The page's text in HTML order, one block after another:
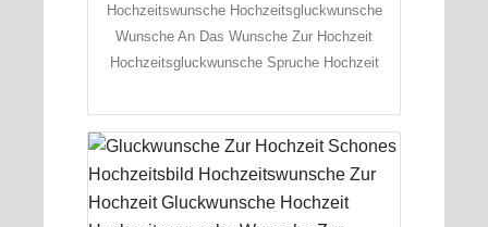
Hochzeitswunsche Hochzeitsgluckwunsche
Wunsche An Das Wunsche Zur Hochzeit
Hochzeitsgluckwunsche Spruche Hochzeit